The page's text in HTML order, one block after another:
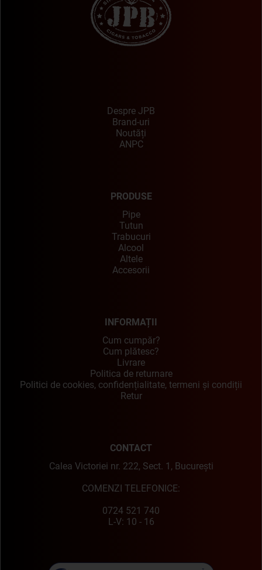
Despre JPB
Brand-uri
Noutăți
ANPC
PRODUSE
Pipe
Tutun
Trabucuri
Alcool
Altele
Accesorii
INFORMAȚII
Cum cumpăr?
Cum plătesc?
Livrare
Politica de returnare
Politici de cookies, confidențialitate, termeni și condiții
Retur
CONTACT
Calea Victoriei nr. 222, Sect. 1, București
COMENZI TELEFONICE:
0724 521 740
L-V: 10 - 16